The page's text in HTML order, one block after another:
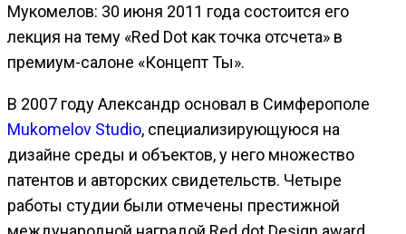
Мукомелов: 30 июня 2011 года состоится его
лекция на тему «Red Dot как точка отсчета» в
премиум-салоне «Концепт Ты».
В 2007 году Александр основал в Симферополе
Mukomelov Studio, специализирующуюся на
дизайне среды и объектов, у него множество
патентов и авторских свидетельств. Четыре
работы студии были отмечены престижной